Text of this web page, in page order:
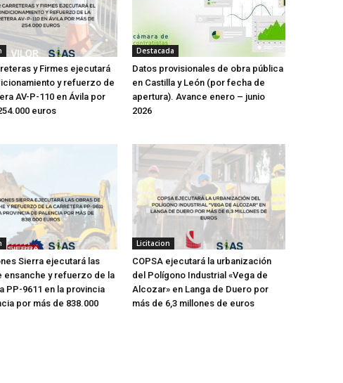
y Firmes ejecutará
y refuerzo de
AV-P-110 en Ávila por
euros
Destacada
Datos provisionales de obra pública
en Castilla y León (por fecha de
apertura). Avance enero – junio
2026
Sierra ejecutará las
ensanche y refuerzo de la
PP-9611 en la provincia
por más de 838.000
Licitacion
COPSA ejecutará la urbanización
del Polígono Industrial «Vega de
Alcozar» en Langa de Duero por
más de 6,3 millones de euros